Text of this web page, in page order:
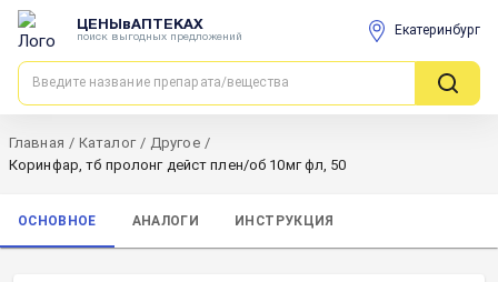
ЦЕНЫвАПТЕКАХ
поиск выгодных предложений Екатеринбург
Главная / Каталог / Другое /
Коринфар, тб пролонг дейст плен/об 10мг фл, 50
ОСНОВНОЕ АНАЛОГИ ИНСТРУКЦИЯ